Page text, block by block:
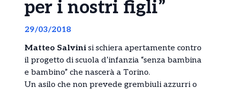
per i nostri figli”
29/03/2018
Matteo Salvini si schiera apertamente contro
il progetto di scuola d’infanzia “senza bambina
e bambino” che nascerà a Torino.
Un asilo che non prevede grembiuli azzurri o